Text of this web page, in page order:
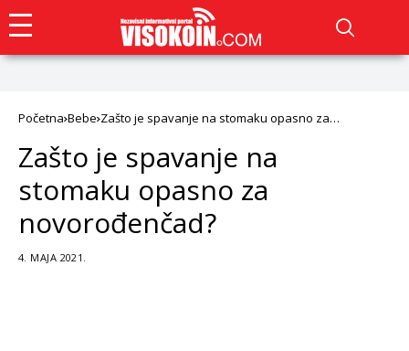
Početna Bebe Zašto je spavanje na stomaku opasno za
Zašto je spavanje na
stomaku opasno za
novorođenčad?
4. MAJA 2021.